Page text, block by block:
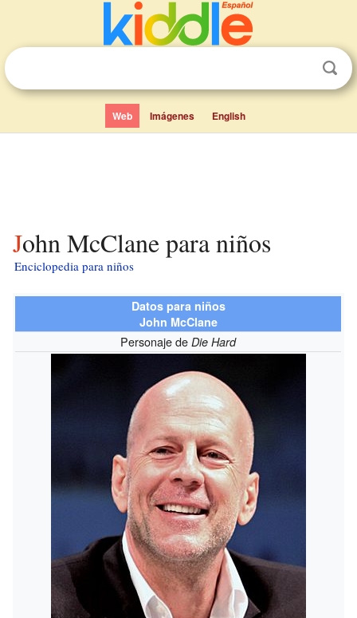
Web Imágenes English
John McClane para niños
Enciclopedia para niños
Datos para niños
John McClane
Personaje deDie Hard